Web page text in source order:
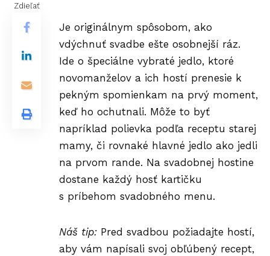
Zdieľať
Je originálnym spôsobom, ako
vdýchnuť svadbe ešte osobnejší ráz.
Ide o špeciálne vybraté jedlo, ktoré
novomanželov a ich hostí prenesie k
pekným spomienkam na prvý moment,
keď ho ochutnali. Môže to byť
napríklad polievka podľa receptu starej
mamy, či rovnaké hlavné jedlo ako jedli
na prvom rande. Na svadobnej hostine
dostane každý hosť kartičku
s príbehom svadobného menu.
Náš tip: Pred svadbou požiadajte hostí,
aby vám napísali svoj obľúbený recept,